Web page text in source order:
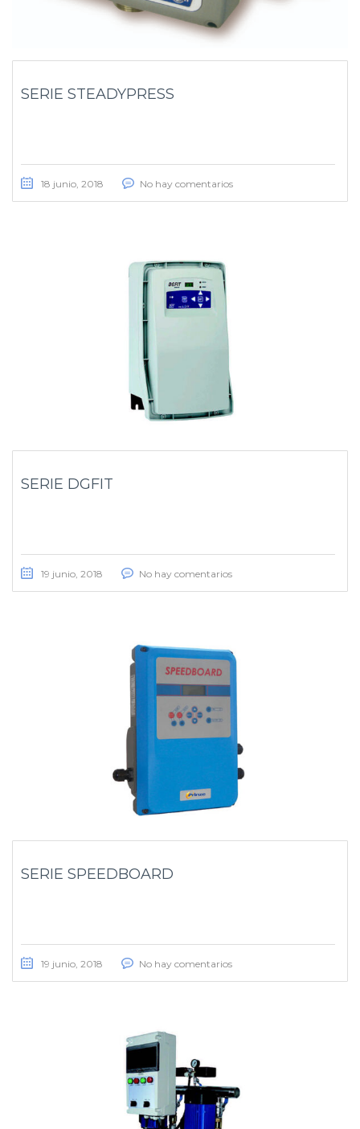
SERIE STEADYPRESS
18 junio, 2018 No hay comentarios
SERIE DGFIT
19 junio, 2018 No hay comentarios
SERIE SPEEDBOARD
19 junio, 2018 No hay comentarios